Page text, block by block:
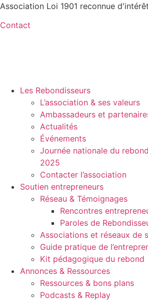
Aller
contenu
Association Loi 1901 reconnue
Contact
Les Rebondisseurs
L’association & ses valeurs
Ambassadeurs et
Actualités
Événements
Journée nationale du
2025
Contacter l’association
Soutien entrepreneurs
Réseau & Témoignages
Rencontres
Paroles de
Associations et réseaux de
Guide pratique de
Kit pédagogique du rebond
Annonces & Ressources
Ressources & bons plans
Podcasts & Replay